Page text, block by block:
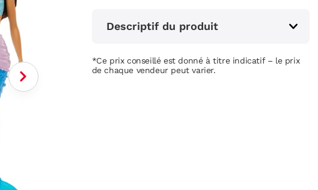
Descriptif du produit
*Ce prix conseillé est donné à titre indicatif – le prix
de chaque vendeur peut varier.